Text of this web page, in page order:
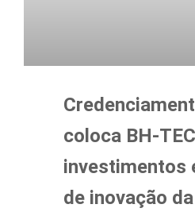
coloca BH-
investimentos
de inovação